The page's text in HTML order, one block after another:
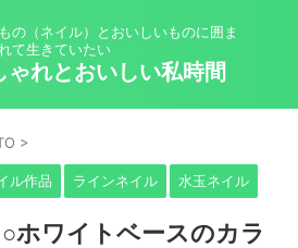
の（ネイル）とおいしいものに囲ま
れて生きていたい
れとおいしい私時間
>
ル作品 ラインネイル 水玉ネイル
ホワイトベースのカラ